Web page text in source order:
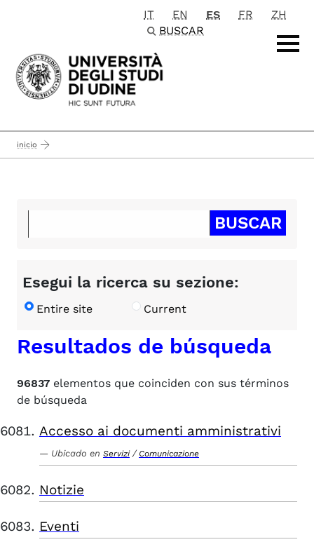
Passa al contenuto principale
IT EN ES FR
ZH
BUSCAR
inicio
Esegui la ricerca su sezione:
Entire site Current
Resultados de búsqueda
96837 elementos que coinciden con sus términos
de búsqueda
Accesso ai documenti amministrativi
Ubicado en Servizi / Comunicazione
Notizie
Eventi